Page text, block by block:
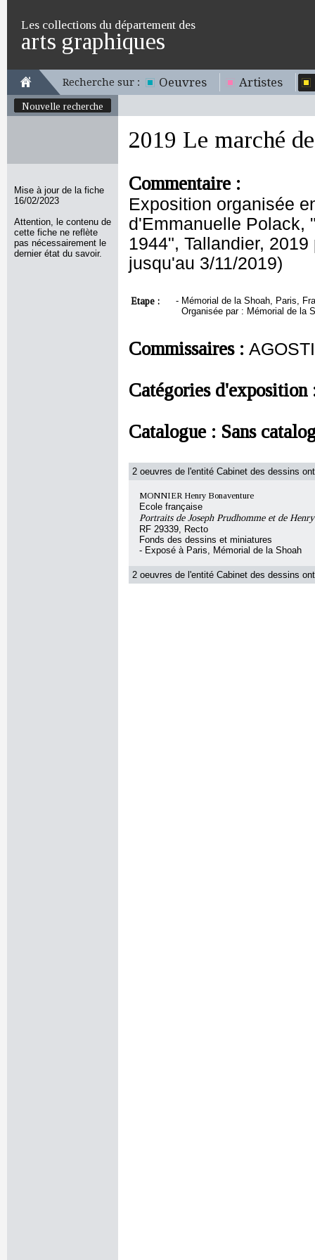
Les collections du département des
arts graphiques
Recherche sur : Oeuvres Artistes
Nouvelle recherche
Mise à jour de la fiche
16/02/2023
Attention, le contenu de
cette fiche ne reflète
pas nécessairement le
dernier état du savoir.
2019 Le marché
Commentaire :
Exposition organisée
d'Emmanuelle Polack,
1944", Tallandier,
jusqu'au 3/11/2019)
Etape : - Mémorial de la Shoah, Paris,
Organisée par : Mémorial de la
Commissaires :
Catégories
Catalogue : Sans
2 oeuvres de l'entité Cabinet des dessins
MONNIER Henry Bonaventure
Ecole française
Portraits de Joseph Prudhomme et de
RF 29339, Recto
Fonds des dessins et miniatures
- Exposé à Paris, Mémorial de la Shoah
2 oeuvres de l'entité Cabinet des dessins